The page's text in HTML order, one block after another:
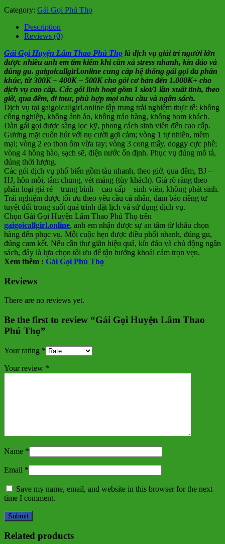
Category: Gái Gọi Phú Thọ
Description
Reviews (0)
Gái Gọi Huyện Lâm Thao Phú Thọ là dịch vụ giải trí người lớn
được nhiều anh em tìm kiếm khi cần xả stress nhanh, kín đáo và
đúng gu. gaigoicallgirl.online cung cấp hệ thống gái gọi đa phân
khúc, từ 300K – 400K – 500K cho gói cơ bản đến 1.000K+ cho
dịch vụ cao cấp. Các gói linh hoạt gồm 1 slot/1 lần xuất tinh, theo
giờ, qua đêm, đi tour, phù hợp mọi nhu cầu và ngân sách.
Dịch vụ tại gaigoicallgirl.online tập trung trải nghiệm thực tế: không
công nghiệp, không ảnh ảo, không tráo hàng, không bom khách.
Dàn gái gọi được sàng lọc kỹ, phong cách sinh viên đến cao cấp.
Gương mặt cuốn hút với nụ cười gợi cảm; vòng 1 tự nhiên, mềm
mại; vòng 2 eo thon ôm vừa tay; vòng 3 cong mẩy, doggy cực phê;
vòng 4 hồng hào, sạch sẽ, điện nước ổn định. Phục vụ đúng mô tả,
đúng thời lượng.
Các gói dịch vụ phổ biến gồm tàu nhanh, theo giờ, qua đêm, BJ –
HJ, hôn môi, tắm chung, vét máng (tùy khách). Giá rõ ràng theo
phân loại giá rẻ – trung bình – cao cấp – sinh viên, không phát sinh.
Trải nghiệm được tối ưu theo yêu cầu cá nhân, đảm bảo riêng tư
tuyệt đối trong suốt quá trình đặt lịch và sử dụng dịch vụ.
Chọn Gái Gọi Huyện Lâm Thao Phú Thọ trên
gaigoicallgirl.online, anh em nhận được sự an tâm từ khâu chọn
hàng đến phục vụ. Mỗi cuộc hẹn được điều phối nhanh, đúng gu,
đúng cam kết. Nếu cần thư giãn hiệu quả, kín đáo và chủ động ngân
sách, đây là lựa chọn tối ưu để tận hưởng khoái cảm trọn vẹn.
Xem thêm : Gái Gọi Phú Thọ
Reviews
There are no reviews yet.
Be the first to review “Gái Gọi Huyện Lâm Thao
Phú Thọ”
Your rating *
Your review *
Name *
Email *
Save my name, email, and website in this browser for the next
time I comment.
Related products